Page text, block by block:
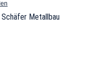
Metallbau